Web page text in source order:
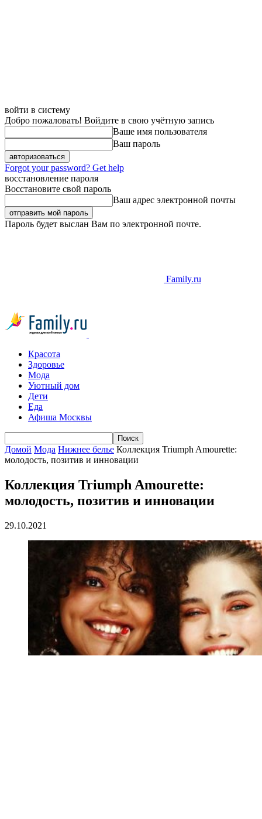
войти в систему
Добро пожаловать! Войдите в свою учётную запись
Ваше имя пользователя
Ваш пароль
Forgot your password? Get help
восстановление пароля
Восстановите свой пароль
Ваш адрес электронной почты
Пароль будет выслан Вам по электронной почте.
Family.ru
Красота
Здоровье
Мода
Уютный дом
Дети
Еда
Афиша Москвы
Домой Мода Нижнее белье Коллекция Triumph Amourette:
молодость, позитив и инновации
Коллекция Triumph Amourette:
молодость, позитив и инновации
29.10.2021